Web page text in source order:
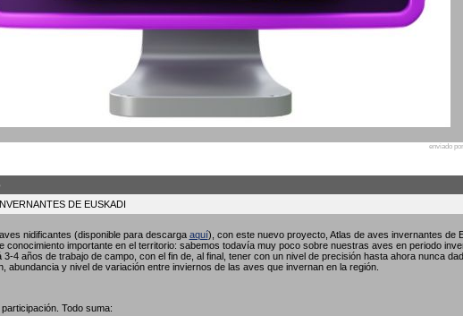
enviado
DE EUSKADI
nidificantes (disponible para descarga aquí), con este nuevo proyecto, Atlas de aves invernantes de
conocimiento importante en el territorio: sabemos todavía muy poco sobre nuestras aves en periodo
4 años de trabajo de campo, con el fin de, al final, tener con un nivel de precisión hasta ahora nunca
abundancia y nivel de variación entre inviernos de las aves que invernan en la región.
Todo suma: